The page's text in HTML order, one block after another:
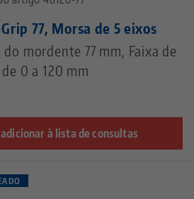
77, Morsa de 5 eixos
do mordente 77 mm, Faixa de
0 a 120 mm
adicionar à lista de consultas